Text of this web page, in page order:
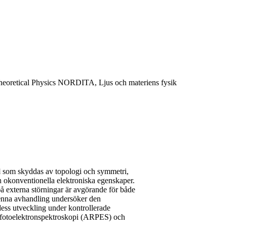
Physics NORDITA, Ljus och materiens fysik
skyddas av topologi och symmetri,
elektroniska egenskaper.
externa störningar är avgörande för både
avhandling undersöker den
utveckling under kontrollerade
(ARPES) och